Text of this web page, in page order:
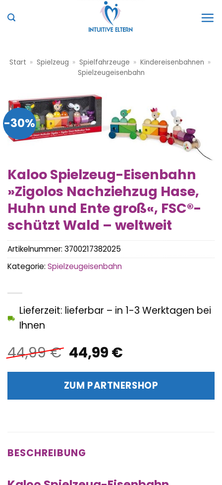
Inhalt
Start » Spielzeug » Spielfahrzeuge » Kindereisenbahnen »
Spielzeugeisenbahn
-30%
Kaloo Spielzeug-Eisenbahn
»Zigolos Nachziehzug Hase,
Huhn und Ente groß«, FSC®-
schützt Wald – weltweit
44,99€ Ursprünglicher
Preis
war:
44,99 €
44,99 €Aktueller
ist:
44,99 €.
Lieferzeit: lieferbar – in 1-3 Werktagen bei
Ihnen
ZUM PARTNERSHOP
Artikelnummer: 3700217382025
Kategorie: Spielzeugeisenbahn
BESCHREIBUNG